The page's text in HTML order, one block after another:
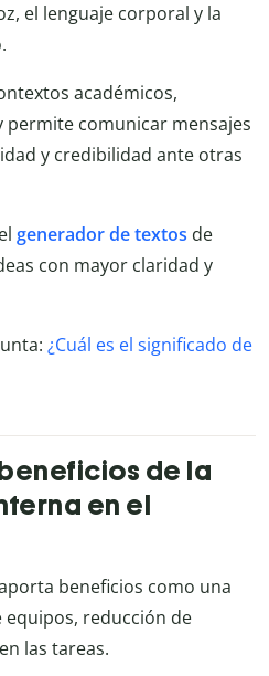
el lenguaje corporal y la
académicos,
permite comunicar mensajes
y credibilidad ante otras
generador de textos de
con mayor claridad y
¿Cuál es el significado de
de la
en el
beneficios como una
reducción de
las tareas.